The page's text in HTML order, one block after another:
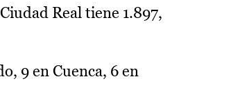
Real tiene 1.897,
9 en Cuenca, 6 en